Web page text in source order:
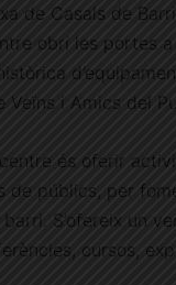
de Casals de
obrí les portes a
Veïns i Amics del
centre és oferir
de públics, per
S’ofereix un
cursos,